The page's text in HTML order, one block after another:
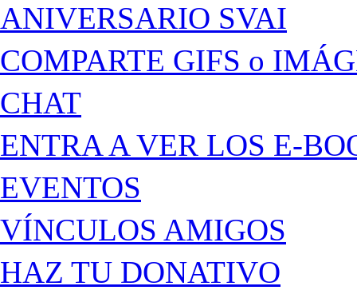
ANIVERSARIO SVAI
COMPARTE GIFS o
CHAT
ENTRA A VER LOS E-
EVENTOS
VÍNCULOS AMIGOS
HAZ TU DONATIVO